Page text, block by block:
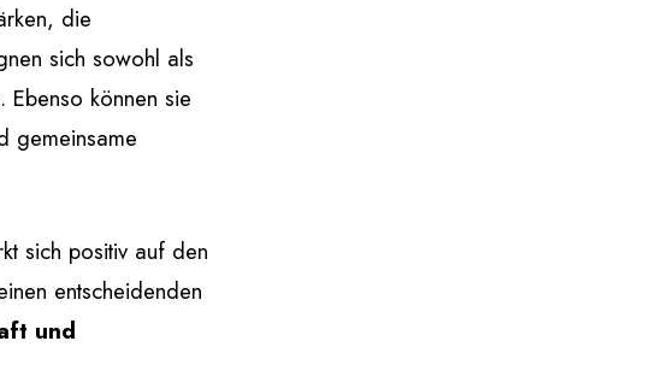
die
sich sowohl als
Ebenso können sie
gemeinsame
sich positiv auf den
entscheidenden
und